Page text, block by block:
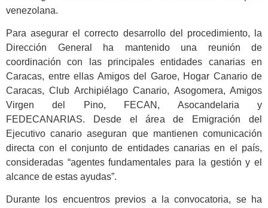
venezolana.
Para asegurar el correcto desarrollo del procedimiento, la
Dirección General ha mantenido una reunión de
coordinación con las principales entidades canarias en
Caracas, entre ellas Amigos del Garoe, Hogar Canario de
Caracas, Club Archipiélago Canario, Asogomera, Amigos
Virgen del Pino, FECAN, Asocandelaria y
FEDECANARIAS. Desde el área de Emigración del
Ejecutivo canario aseguran que mantienen comunicación
directa con el conjunto de entidades canarias en el país,
consideradas “agentes fundamentales para la gestión y el
alcance de estas ayudas”.
Durante los encuentros previos a la convocatoria, se ha